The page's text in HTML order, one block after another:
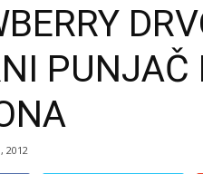
PUNJAČ
2012